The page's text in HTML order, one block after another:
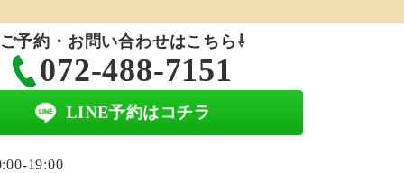
ご予約・お問い合わせはこちら⇩
072-488-7151
LINE予約はコチラ
19:00